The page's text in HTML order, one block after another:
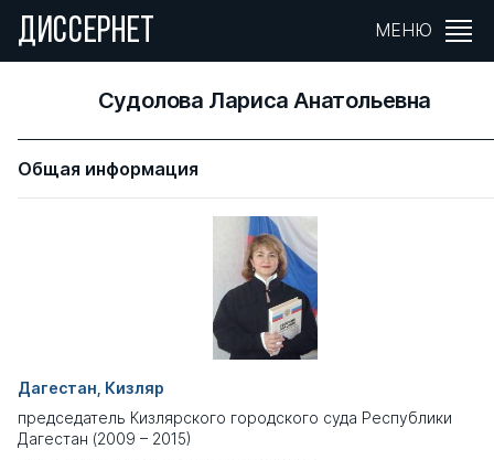
ДИССЕРНЕТ МЕНЮ
Судолова Лариса Анатольевна
Общая информация
Дагестан, Кизляр
председатель Кизлярского городского суда Республики
Дагестан (2009 – 2015)